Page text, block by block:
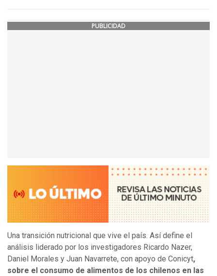
PUBLICIDAD
Una transición nutricional que vive el país. Así define el
análisis liderado por los investigadores Ricardo Nazer,
Daniel Morales y Juan Navarrete, con apoyo de Conicyt,
sobre el consumo de alimentos de los chilenos en las